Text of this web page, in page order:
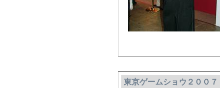
東京ゲームショウ２００